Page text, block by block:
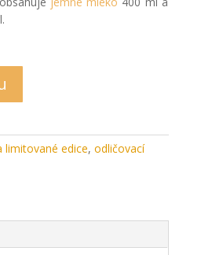
limitované edice,odličovací